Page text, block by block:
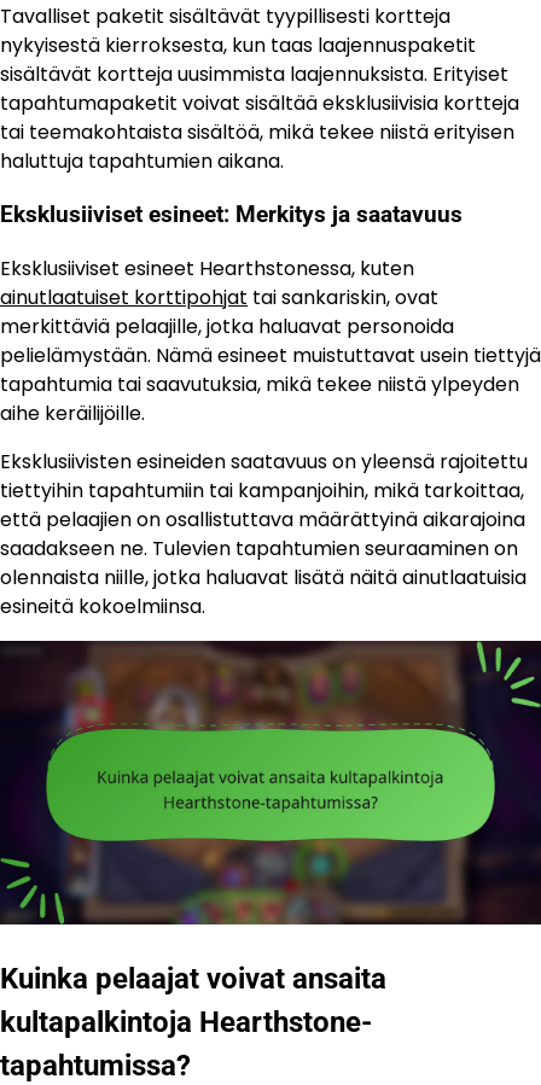
Tavalliset paketit sisältävät tyypillisesti kortteja
nykyisestä kierroksesta, kun taas laajennuspaketit
sisältävät kortteja uusimmista laajennuksista. Erityiset
tapahtumapaketit voivat sisältää eksklusiivisia kortteja
tai teemakohtaista sisältöä, mikä tekee niistä erityisen
haluttuja tapahtumien aikana.
Eksklusiiviset esineet: Merkitys ja saatavuus
Eksklusiiviset esineet Hearthstonessa, kuten
ainutlaatuiset korttipohjat tai sankariskin, ovat
merkittäviä pelaajille, jotka haluavat personoida
pelielämystään. Nämä esineet muistuttavat usein tiettyjä
tapahtumia tai saavutuksia, mikä tekee niistä ylpeyden
aihe keräilijöille.
Eksklusiivisten esineiden saatavuus on yleensä rajoitettu
tiettyihin tapahtumiin tai kampanjoihin, mikä tarkoittaa,
että pelaajien on osallistuttava määrättyinä aikarajoina
saadakseen ne. Tulevien tapahtumien seuraaminen on
olennaista niille, jotka haluavat lisätä näitä ainutlaatuisia
esineitä kokoelmiinsa.
Kuinka pelaajat voivat ansaita
kultapalkintoja Hearthstone-
tapahtumissa?